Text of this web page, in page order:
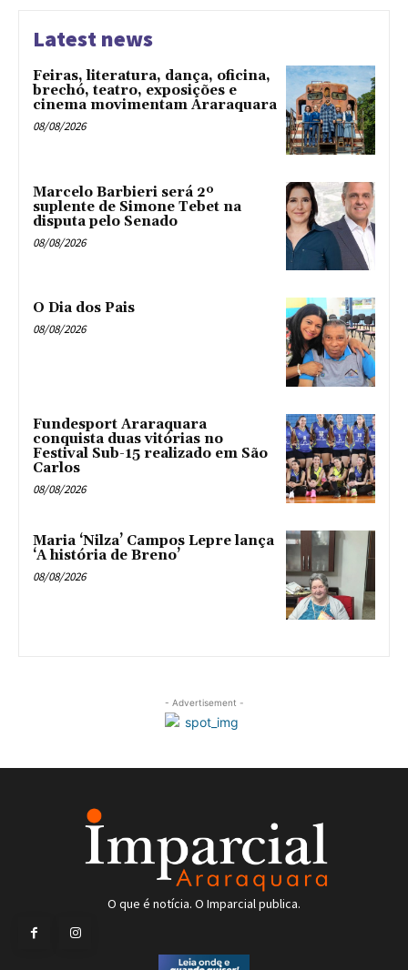
Latest news
Feiras, literatura, dança, oficina,
brechó, teatro, exposições e
cinema movimentam Araraquara
08/08/2026
Marcelo Barbieri será 2º
suplente de Simone Tebet na
disputa pelo Senado
08/08/2026
O Dia dos Pais
08/08/2026
Fundesport Araraquara
conquista duas vitórias no
Festival Sub-15 realizado em São
Carlos
08/08/2026
Maria ‘Nilza’ Campos Lepre lança
‘A história de Breno’
08/08/2026
- Advertisement -
O que é notícia. O Imparcial publica.